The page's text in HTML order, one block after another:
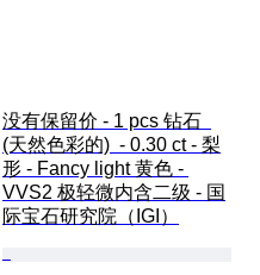
没有保留价 - 1 pcs 钻石
(天然色彩的)  - 0.30 ct - 梨
形 - Fancy light 黄色 -
VVS2 极轻微内含二级 - 国
际宝石研究院（IGI）